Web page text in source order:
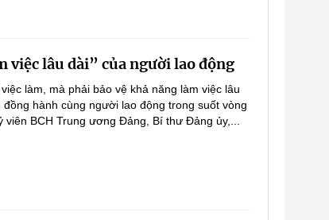
việc lâu dài” của người lao động
làm, mà phải bảo vệ khả năng làm việc lâu
hành cùng người lao động trong suốt vòng
BCH Trung ương Đảng, Bí thư Đảng ủy,...